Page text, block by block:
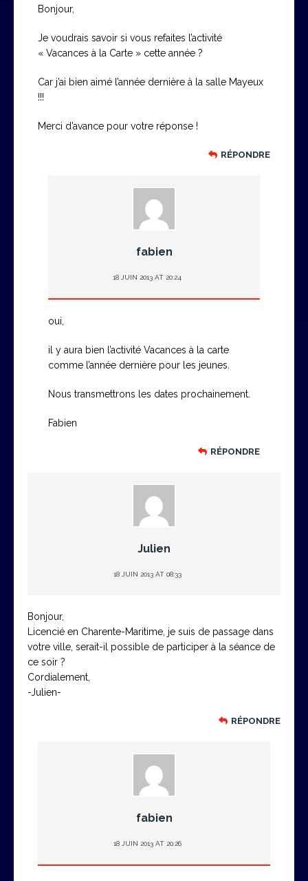
Bonjour,
Je voudrais savoir si vous refaites l’activité
« Vacances à la Carte » cette année ?
Car j’ai bien aimé l’année dernière à la salle Mayeux
!!!
Merci d’avance pour votre réponse !
RÉPONDRE
fabien
18 JUIN 2013 AT 20:24
oui,
il y aura bien l’activité Vacances à la carte
comme l’année dernière pour les jeunes.
Nous transmettrons les dates prochainement.
Fabien
RÉPONDRE
Julien
18 JUIN 2013 AT 08:33
Bonjour,
Licencié en Charente-Maritime, je suis de passage dans
votre ville, serait-il possible de participer à la séance de
ce soir ?
Cordialement,
-Julien-
RÉPONDRE
fabien
18 JUIN 2013 AT 20:26